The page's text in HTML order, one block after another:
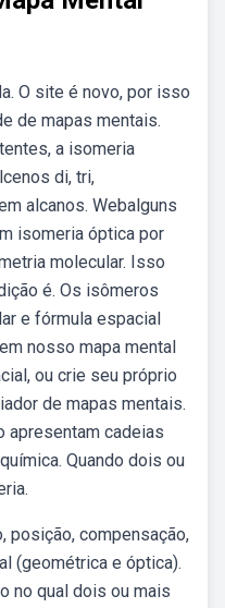
O site é novo, por isso
de mapas mentais.
a isomeria
di, tri,
alcanos. Webalguns
isomeria óptica por
molecular. Isso
é. Os isômeros
e fórmula espacial
nosso mapa mental
ou crie seu próprio
de mapas mentais.
apresentam cadeias
Quando dois ou
posição, compensação,
(geométrica e óptica).
no qual dois ou mais